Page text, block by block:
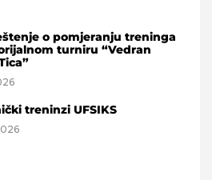
o pomjeranju treninga
turniru “Vedran
treninzi UFSIKS